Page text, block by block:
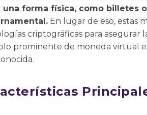
una forma física, como billetes
En lugar de eso, estas
criptográficas para asegurar
prominente de moneda virtual